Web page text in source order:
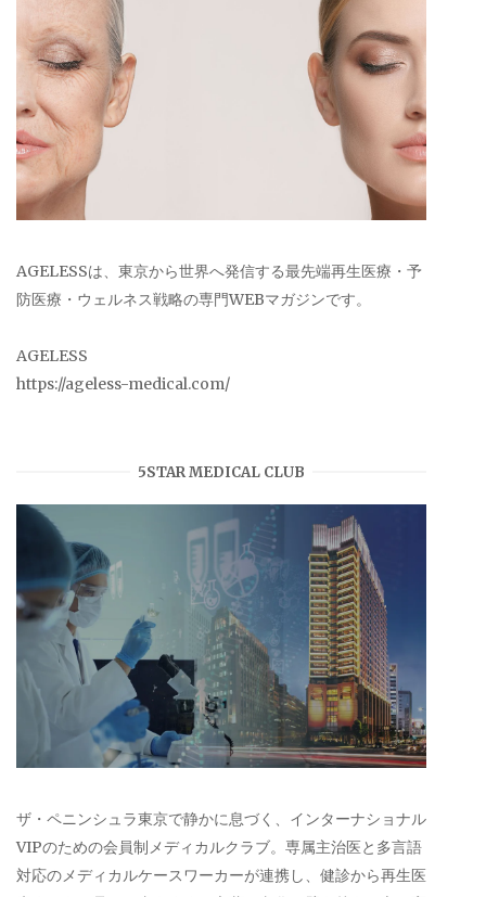
AGELESSは、東京から世界へ発信する最先端再生医療・予
防医療・ウェルネス戦略の専門WEBマガジンです。
AGELESS
https://ageless-medical.com/
5STAR MEDICAL CLUB
ザ・ペニンシュラ東京で静かに息づく、インターナショナル
VIPのための会員制メディカルクラブ。専属主治医と多言語
対応のメディカルケースワーカーが連携し、健診から再生医